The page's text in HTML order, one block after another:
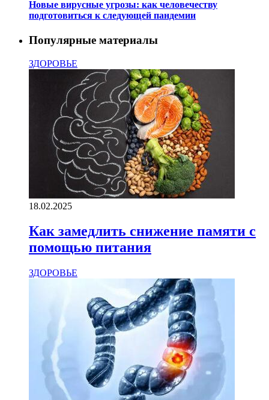
Новые вирусные угрозы: как человечеству
подготовиться к следующей пандемии
Популярные материалы
ЗДОРОВЬЕ
18.02.2025
Как замедлить снижение памяти с
помощью питания
ЗДОРОВЬЕ